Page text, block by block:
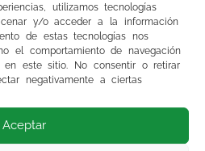
utilizamos tecnologías
y/o acceder a la información
de estas tecnologías nos
el comportamiento de navegación
en este sitio. No consentir o retirar
negativamente a ciertas
Aceptar
interlocutores del SAS la
para poder
así como algunas
el domingo,
a partir de las 15 horas